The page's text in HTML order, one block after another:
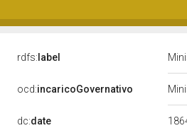
rdfs: label
ocd:incaricoGovernativo
dc:date